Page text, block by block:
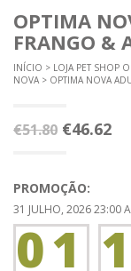
OPTIMA
FRANGO &
INÍCIO > LOJA PET SHOP
NOVA > OPTIMA NOVA
€51.80 O
original
era:
€51.80.
€46.62O
é:
PROMOÇÃO:
31 JULHO, 2026 23:00
0
0
0
1 1